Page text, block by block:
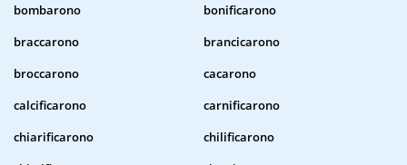
bombarono
bonificarono
braccarono
brancicarono
broccarono
cacarono
calcificarono
carnificarono
chiarificarono
chilificarono